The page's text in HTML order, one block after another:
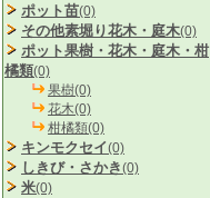
ポット苗(0)
その他素堀り花木・庭木(0)
ポット果樹・花木・庭木・柑
橘類(0)
果樹(0)
花木(0)
柑橘類(0)
キンモクセイ(0)
しきび・さかき(0)
米(0)